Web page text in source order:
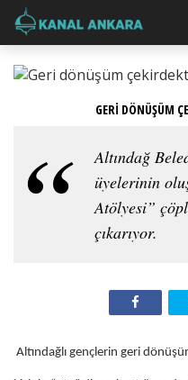
GERİ DÖNÜŞÜM
Altındağ
üyelerinin
Atölyesi”
çıkarıyor.
Altındağlı gençlerin geri